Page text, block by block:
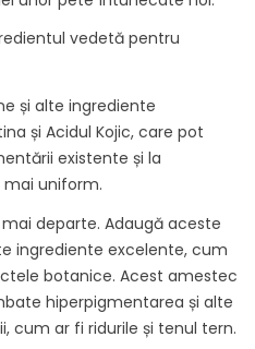
vedetă pentru
și alte ingrediente
și Acidul Kojic, care pot
existente și la
uniform.
departe. Adaugă aceste
ingrediente excelente, cum
botanice. Acest amestec
hiperpigmentarea și alte
cum ar fi ridurile și tenul tern.